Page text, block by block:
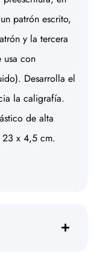
patrón escrito,
y la tercera
usa con
Desarrolla el
la caligrafía.
de alta
23 x 4,5 cm.